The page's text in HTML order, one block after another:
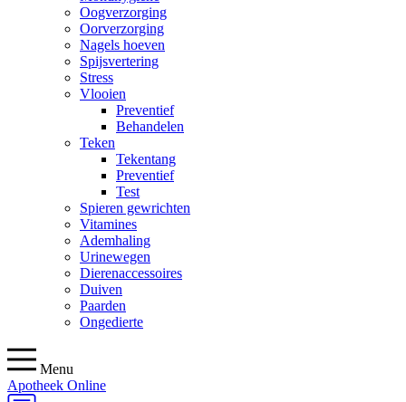
Oogverzorging
Oorverzorging
Nagels hoeven
Spijsvertering
Stress
Vlooien
Preventief
Behandelen
Teken
Tekentang
Preventief
Test
Spieren gewrichten
Vitamines
Ademhaling
Urinewegen
Dierenaccessoires
Duiven
Paarden
Ongedierte
Menu
Apotheek Online